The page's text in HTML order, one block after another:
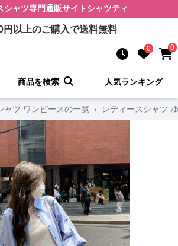
シャツ専門通販サイト シャツティ
円以上のご購入で送料無料
0 0
商品を検索 人気ランキング
ャツ ワンピースの一覧 › レディースシャツ